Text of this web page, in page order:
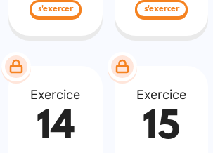
s'exercer s'exercer
Exercice
14
Exercice
15